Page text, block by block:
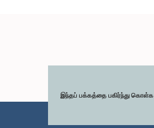
இந்தப் பக்கத்தை பகிர்ந்து கொள்க